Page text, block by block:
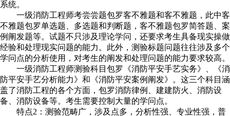
系统。
一级消防工程师考尝尝题包罗客不雅题和客不雅题，此中客
不雅题包罗单选题、多选题和判断题，客不雅题包罗简答题、案
例阐发题等。试题不只涉及理论学问，还要求考生具备现实操做
经验和处理现实问题的能力。此外，测验标题问题往往涉及多个
学问点的分析使用，对考生的阐发和处理问题的能力要求较高。
一级消防工程师测验科目包罗《消防平安手艺实务》、《消
防平安手艺分析能力》和《消防平安案例阐发》。这三个科目涵
盖了消防工程的各个方面，包罗消防律例、建建防火、消防设
备、消防设备等。考生需要控制大量的学问点。
特点2：测验范畴广，涉及点多，分析性强、专业性强，普